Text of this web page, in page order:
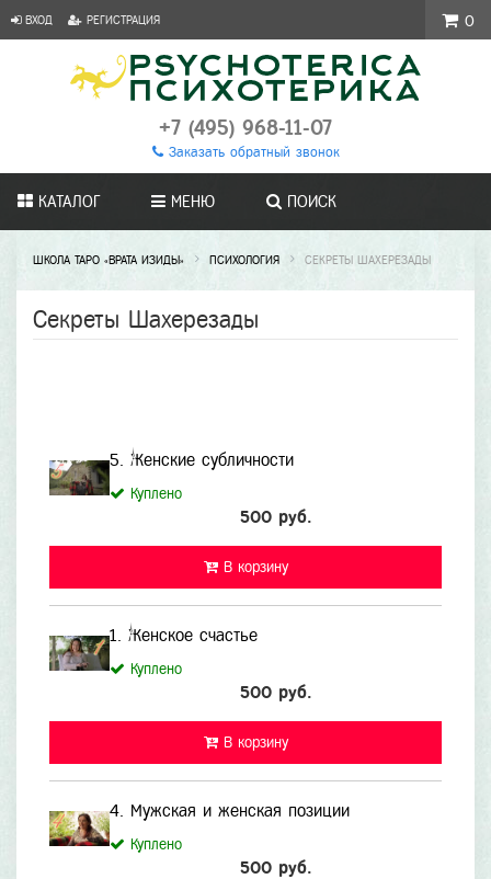
ВХОД РЕГИСТРАЦИЯ
+7 (495) 968-11-07
Заказать обратный звонок
КАТАЛОГ МЕНЮ ПОИСК
ШКОЛА ТАРО «ВРАТА ИЗИДЫ» ПСИХОЛОГИЯ СЕКРЕТЫ ШАХЕРЕЗАДЫ
Секреты Шахерезады
5. Женские субличности
Куплено
500 руб.
В корзину
1. Женское счастье
Куплено
500 руб.
В корзину
4. Мужская и женская позиции
Куплено
500 руб.
0